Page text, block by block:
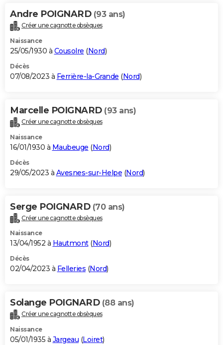
Andre POIGNARD (93 ans)
Créer une cagnotte obsèques
Naissance
25/05/1930 à Cousolre (Nord)
Décès
07/08/2023 à Ferrière-la-Grande (Nord)
Marcelle POIGNARD (93 ans)
Créer une cagnotte obsèques
Naissance
16/01/1930 à Maubeuge (Nord)
Décès
29/05/2023 à Avesnes-sur-Helpe (Nord)
Serge POIGNARD (70 ans)
Créer une cagnotte obsèques
Naissance
13/04/1952 à Hautmont(Nord)
Décès
02/04/2023 à Felleries (Nord)
Solange POIGNARD (88 ans)
Créer une cagnotte obsèques
Naissance
05/01/1935 à Jargeau (Loiret)